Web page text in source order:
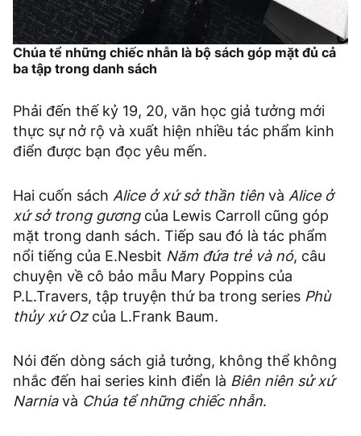
Chúa tể những chiếc nhẫn là bộ sách góp mặt đủ cả
ba tập trong danh sách
Phải đến thế kỷ 19, 20, văn học giả tưởng mới
thực sự nở rộ và xuất hiện nhiều tác phẩm kinh
điển được bạn đọc yêu mến.
Hai cuốn sách Alice ở xứ sở thần tiên và Alice ở
xứ sở trong gương của Lewis Carroll cũng góp
mặt trong danh sách. Tiếp sau đó là tác phẩm
nổi tiếng của E.Nesbit Năm đứa trẻ và nó, câu
chuyện về cô bảo mẫu Mary Poppins của
P.L.Travers, tập truyện thứ ba trong series Phù
thủy xứ Oz của L.Frank Baum.
Nói đến dòng sách giả tưởng, không thể không
nhắc đến hai series kinh điển là Biên niên sử xứ
Narniavà Chúa tể những chiếc nhẫn.